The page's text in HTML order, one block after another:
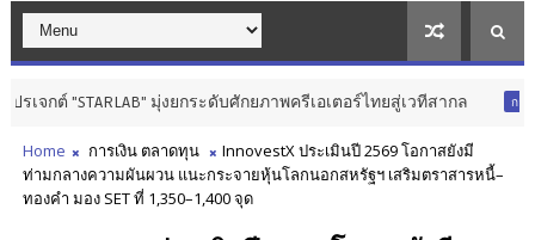
ต์ "STARLAB" มุ่งยกระดับศักยภาพครีเอเตอร์ไทยสู่เวทีสากล การศึกษา วิจัย
Home การเงิน ตลาดทุน
InnovestX ประเมินปี 2569 โอกาสยังมี
ท่ามกลางความผันผวน แนะกระจายหุ้นโลกนอกสหรัฐฯ เสริมตราสารหนี้–
ทองคำ มอง SET ที่ 1,350–1,400 จุด